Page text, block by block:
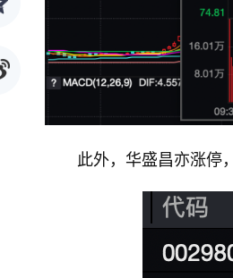
此外，华盛昌亦涨停